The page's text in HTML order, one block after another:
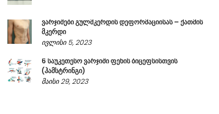
ვარჯიშები გულმკერდის დეფორმაციისას – ქათმის
მკერდი
ივლისი 5, 2023
6 საუკეთესო ვარჯიში ფეხის ბიცეფსისთვის
(ჰამსტრინგი)
მაისი 29, 2023